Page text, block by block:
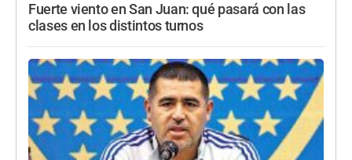
Fuerte viento en San Juan: qué pasará con las
clases en los distintos turnos